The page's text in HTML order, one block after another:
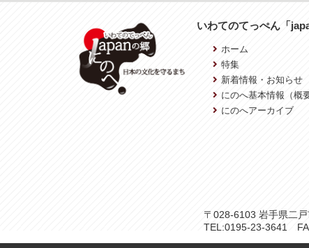
いわてのてっぺん「
ホーム
特集
新着情報・お知らせ
にのへ基本情報（概要
にのへアーカイブ
〒028-6103 岩手県二
TEL:0195-23-3641